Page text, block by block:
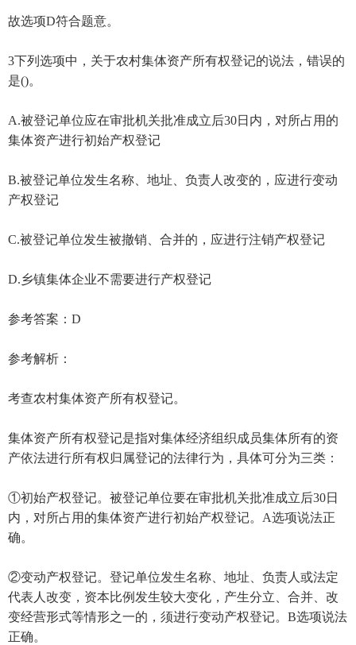
故选项D符合题意。
3下列选项中，关于农村集体资产所有权登记的说法，错误的
是()。
A.被登记单位应在审批机关批准成立后30日内，对所占用的
集体资产进行初始产权登记
B.被登记单位发生名称、地址、负责人改变的，应进行变动
产权登记
C.被登记单位发生被撤销、合并的，应进行注销产权登记
D.乡镇集体企业不需要进行产权登记
参考答案：D
参考解析：
考查农村集体资产所有权登记。
集体资产所有权登记是指对集体经济组织成员集体所有的资
产依法进行所有权归属登记的法律行为，具体可分为三类：
①初始产权登记。被登记单位要在审批机关批准成立后30日
内，对所占用的集体资产进行初始产权登记。A选项说法正
确。
②变动产权登记。登记单位发生名称、地址、负责人或法定
代表人改变，资本比例发生较大变化，产生分立、合并、改
变经营形式等情形之一的，须进行变动产权登记。B选项说法
正确。